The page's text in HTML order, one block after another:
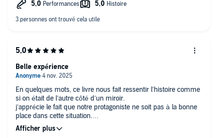
En quelques mots, ce livre nous fait ressentir l’histoire comme
si on était de l’autre côté d’un miroir.
j’apprécie le fait que notre protagoniste ne soit pas à la bonne
place dans cette situation.
Merci à mon auteur du moment pour toutes tes œuvres.
Bonne continuation.
Belle expérience